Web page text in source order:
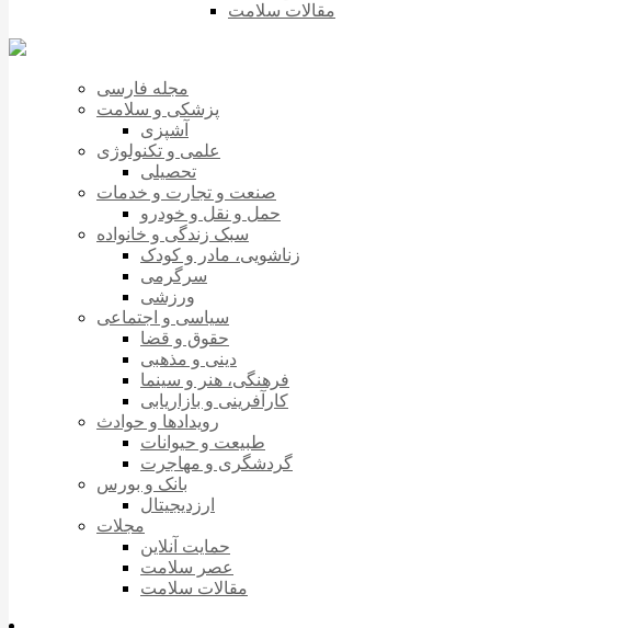
مقالات سلامت
مجله فارسی
پزشکی و سلامت
آشپزی
علمی و تکنولوژی
تحصیلی
صنعت و تجارت و خدمات
حمل و نقل و خودرو
سبک زندگی و خانواده
زناشویی، مادر و کودک
سرگرمی
ورزشی
سیاسی و اجتماعی
حقوق و قضا
دینی و مذهبی
فرهنگی، هنر و سینما
کارآفرینی و بازاریابی
رویدادها و حوادث
طبیعت و حیوانات
گردشگری و مهاجرت
بانک و بورس
ارزدیجیتال
مجلات
حمایت آنلاین
عصر سلامت
مقالات سلامت